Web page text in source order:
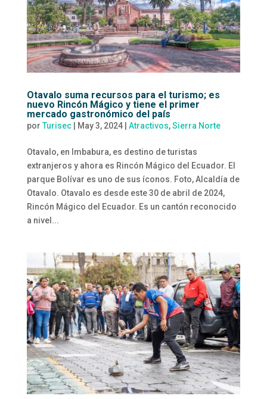
Otavalo suma recursos para el turismo; es
nuevo Rincón Mágico y tiene el primer
mercado gastronómico del país
por Turisec| May 3, 2024| Atractivos,Sierra Norte
Otavalo, en Imbabura, es destino de turistas
extranjeros y ahora es Rincón Mágico del Ecuador. El
parque Bolívar es uno de sus íconos. Foto, Alcaldía de
Otavalo. Otavalo es desde este 30 de abril de 2024,
Rincón Mágico del Ecuador. Es un cantón reconocido
a nivel...